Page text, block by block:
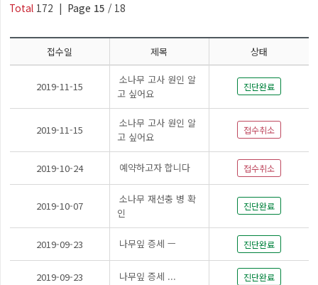
Total 172 | Page 15 / 18
접수일 제목 상태
2019-11-15
소나무 고사 원인 알
고 싶어요
진단완료
2019-11-15
소나무 고사 원인 알
고 싶어요
접수취소
2019-10-24 예약하고자 합니다 접수취소
2019-10-07
소나무 재선충 병 확
인
진단완료
2019-09-23 나무잎 증세 ㅡ 진단완료
2019-09-23 나무잎 증세 ... 진단완료